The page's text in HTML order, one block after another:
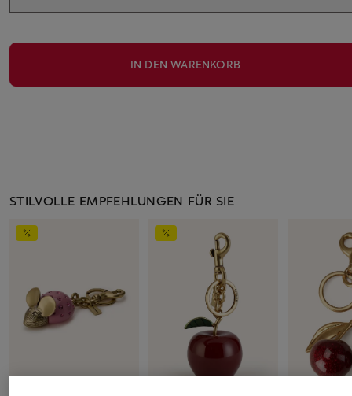
IN DEN WARENKORB
STILVOLLE EMPFEHLUNGEN FÜR SIE